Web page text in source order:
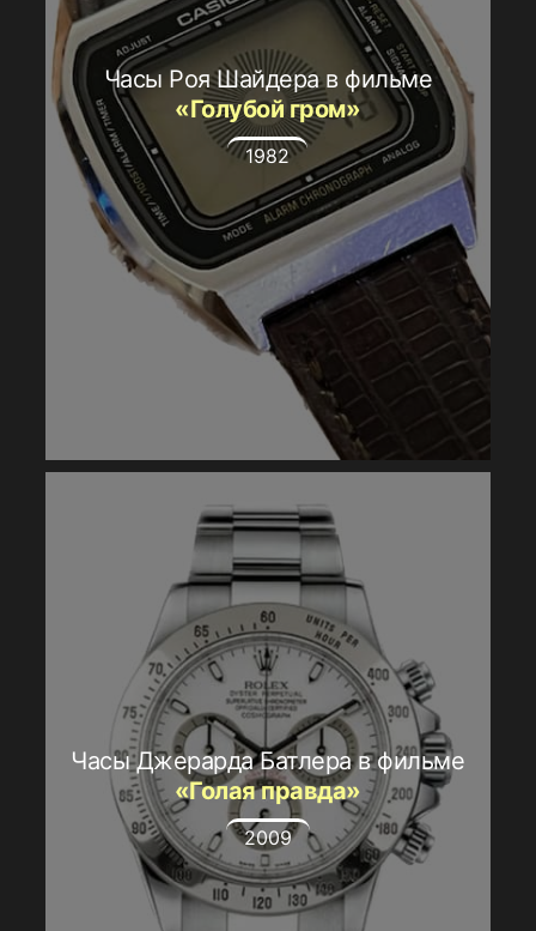
Часы Роя Шайдера в фильме
«Голубой гром»
1982
Часы Джерарда Батлера в фильме
«Голая правда»
2009